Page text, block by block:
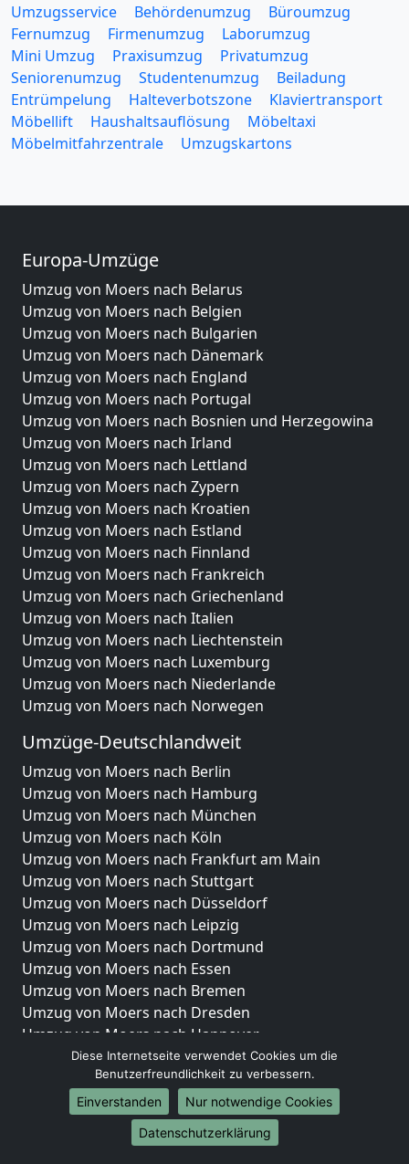
Umzugsservice Behördenumzug
Büroumzug
Fernumzug
Firmenumzug
Laborumzug
Mini Umzug
Praxisumzug
Privatumzug
Seniorenumzug
Studentenumzug
Beiladung
Entrümpelung
Halteverbotszone
Klaviertransport
Möbellift
Haushaltsauflösung
Möbeltaxi
Möbelmitfahrzentrale
Umzugskartons
Europa-Umzüge
Umzug von Moers nach Belarus
Umzug von Moers nach Belgien
Umzug von Moers nach Bulgarien
Umzug von Moers nach Dänemark
Umzug von Moers nach England
Umzug von Moers nach Portugal
Umzug von Moers nach Bosnien und Herzegowina
Umzug von Moers nach Irland
Umzug von Moers nach Lettland
Umzug von Moers nach Zypern
Umzug von Moers nach Kroatien
Umzug von Moers nach Estland
Umzug von Moers nach Finnland
Umzug von Moers nach Frankreich
Umzug von Moers nach Griechenland
Umzug von Moers nach Italien
Umzug von Moers nach Liechtenstein
Umzug von Moers nach Luxemburg
Umzug von Moers nach Niederlande
Umzug von Moers nach Norwegen
Umzüge-Deutschlandweit
Umzug von Moers nach Berlin
Umzug von Moers nach Hamburg
Umzug von Moers nach München
Umzug von Moers nach Köln
Umzug von Moers nach Frankfurt am Main
Umzug von Moers nach Stuttgart
Umzug von Moers nach Düsseldorf
Umzug von Moers nach Leipzig
Umzug von Moers nach Dortmund
Umzug von Moers nach Essen
Umzug von Moers nach Bremen
Umzug von Moers nach Dresden
Umzug von Moers nach Hannover
Umzug von Moers nach Nürnberg
Umzug von Moers nach Duisburg
Umzug von Moers nach Bochum
Umzug von Moers nach Wuppertal
Umzug von Moers nach Bielefeld
Diese Internetseite verwendet Cookies um die
Benutzerfreundlichkeit zu verbessern.
Einverstanden
Nur notwendige Cookies
Datenschutzerklärung